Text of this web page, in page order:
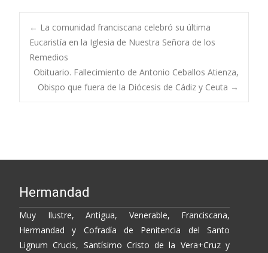
e
b
o
o
k
itt
er
p
y
Li
n
k
m
p
ar
ti
r
Post
navigation
← La comunidad franciscana celebró su última
Eucaristía en la Iglesia de Nuestra Señora de los
Remedios
Obituario. Fallecimiento de Antonio Ceballos Atienza,
Obispo que fuera de la Diócesis de Cádiz y Ceuta →
Hermandad
Muy Ilustre, Antigua, Venerable, Franciscana,
Hermandad y Cofradía de Penitencia del Santo
Lignum Crucis, Santísimo Cristo de la Vera+Cruz y